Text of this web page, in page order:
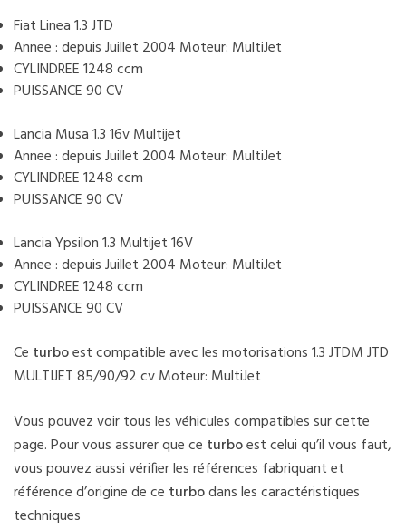
Fiat Linea 1.3 JTD
Annee : depuis Juillet 2004 Moteur: MultiJet
CYLINDREE 1248 ccm
PUISSANCE 90 CV
Lancia Musa 1.3 16v Multijet
Annee : depuis Juillet 2004 Moteur: MultiJet
CYLINDREE 1248 ccm
PUISSANCE 90 CV
Lancia Ypsilon 1.3 Multijet 16V
Annee : depuis Juillet 2004 Moteur: MultiJet
CYLINDREE 1248 ccm
PUISSANCE 90 CV
Ce turboest compatible avec les motorisations 1.3 JTDM JTD
MULTIJET 85/90/92 cv Moteur: MultiJet
Vous pouvez voir tous les véhicules compatibles sur cette
page. Pour vous assurer que ce turboest celui qu’il vous faut,
vous pouvez aussi vérifier les références fabriquant et
référence d’origine de ce turbodans les caractéristiques
techniques